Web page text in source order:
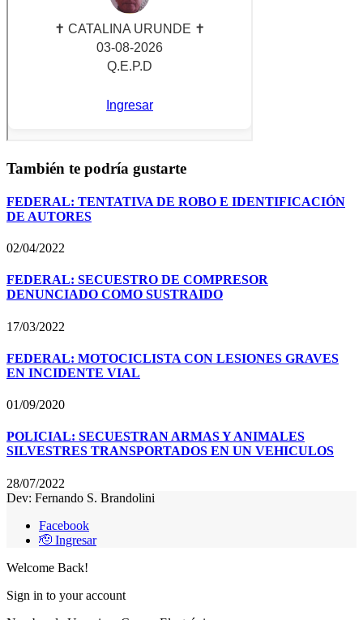
También te podría gustarte
FEDERAL: TENTATIVA DE ROBO E IDENTIFICACIÓN
DE AUTORES
02/04/2022
FEDERAL: SECUESTRO DE COMPRESOR
DENUNCIADO COMO SUSTRAIDO
17/03/2022
FEDERAL: MOTOCICLISTA CON LESIONES GRAVES
EN INCIDENTE VIAL
01/09/2020
POLICIAL: SECUESTRAN ARMAS Y ANIMALES
SILVESTRES TRANSPORTADOS EN UN VEHICULOS
28/07/2022
Dev: Fernando S. Brandolini
Facebook
🫡 Ingresar
Welcome Back!
Sign in to your account